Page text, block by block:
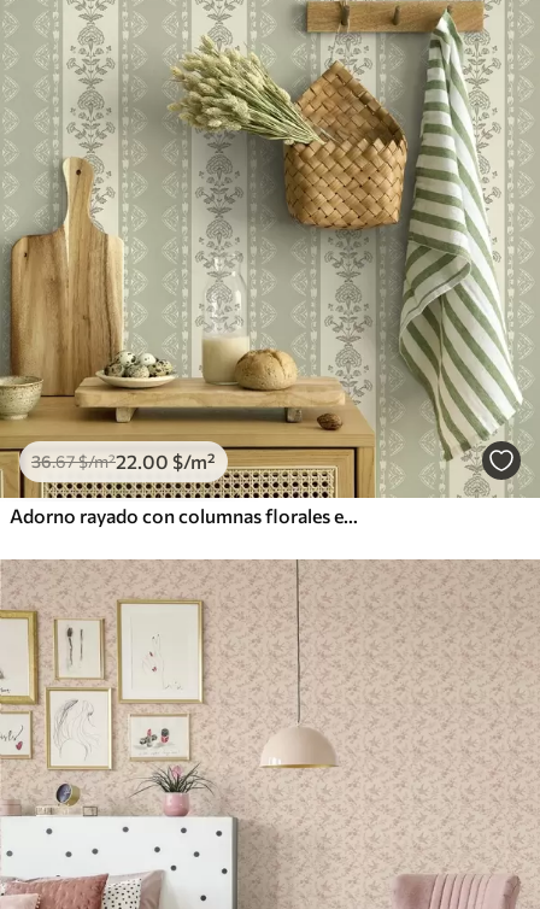
36.67$/m²22.00 $/m²
Adorno rayado con columnas florales en tonos salvia